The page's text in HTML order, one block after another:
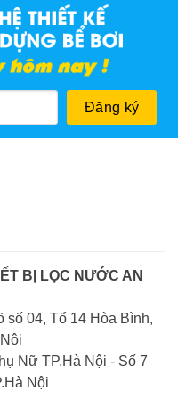
BỊ LỌC NƯỚC AN
số 04, Tổ 14 Hòa Bình,
Nữ TP.Hà Nội - Số 7
Nội